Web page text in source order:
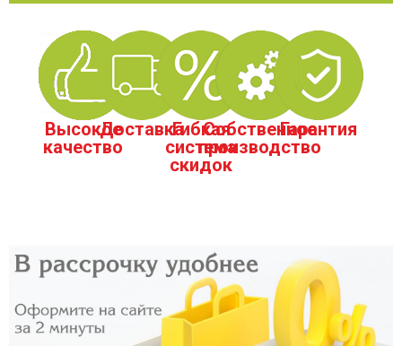
Высокое
качество
ДоставкаГибкая
система
скидок
Собственное
производство
Гарантия